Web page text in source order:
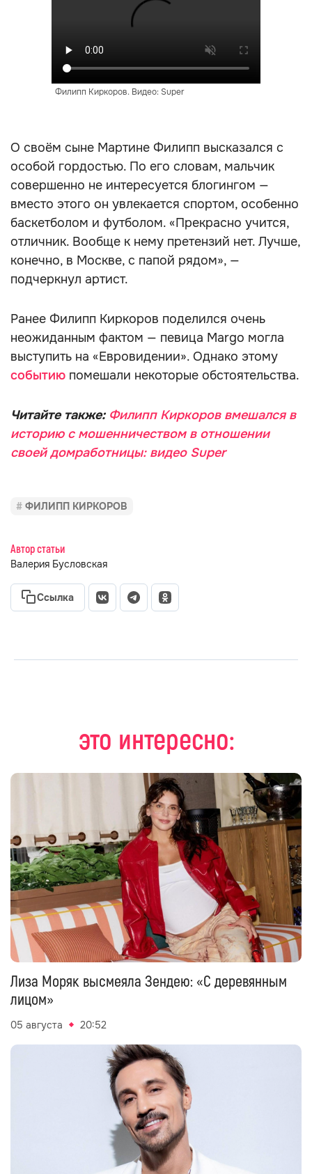
Филипп Киркоров. Видео: Super
О своём сыне Мартине Филипп высказался с
особой гордостью. По его словам, мальчик
совершенно не интересуется блогингом —
вместо этого он увлекается спортом, особенно
баскетболом и футболом. «Прекрасно учится,
отличник. Вообще к нему претензий нет. Лучше,
конечно, в Москве, с папой рядом», —
подчеркнул артист.
Ранее Филипп Киркоров поделился очень
неожиданным фактом — певица Margo могла
выступить на «Евровидении». Однако этому
событию помешали некоторые обстоятельства.
Читайте также: Филипп Киркоров вмешался в
историю с мошенничеством в отношении
своей домработницы: видео Super
ФИЛИПП КИРКОРОВ
Автор статьи
Валерия Бусловская
Ссылка
это интересно:
Лиза Моряк высмеяла Зендею: «С деревянным
лицом»
05 августа 20:52